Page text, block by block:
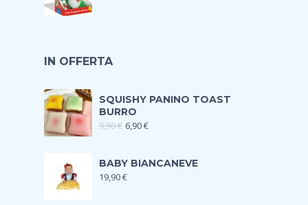
IN OFFERTA
SQUISHY PANINO TOAST
BURRO
9,90€ 6,90€
BABY BIANCANEVE
19,90€